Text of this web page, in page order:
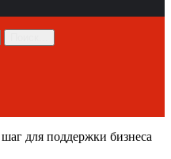
для поддержки бизнеса